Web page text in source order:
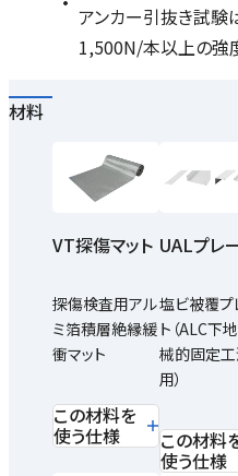
アンカー引抜き試験
1,500N/本以上の強
材料
VT探傷マット
探傷検査用アル
ミ箔積層絶縁緩
衝マット
この材料を
使う仕様
UALプレ
塩ビ被覆プ
ト（ALC下
械的固定
用）
この材料
使う仕様